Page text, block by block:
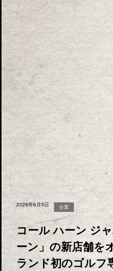
2026年6月5日 企業
コール ハーン ジ
ーン」の新店舗
ランド初のゴルフ